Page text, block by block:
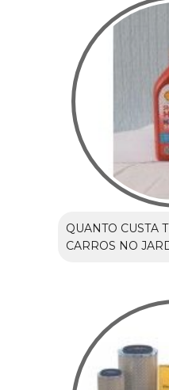
QUANTO CUSTA
CARROS NO